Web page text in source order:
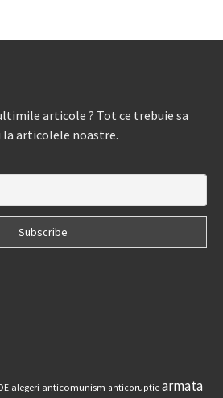
articole ? Tot ce trebuie sa
la articolele noastre.
alegeri anticomunism anticoruptie armata